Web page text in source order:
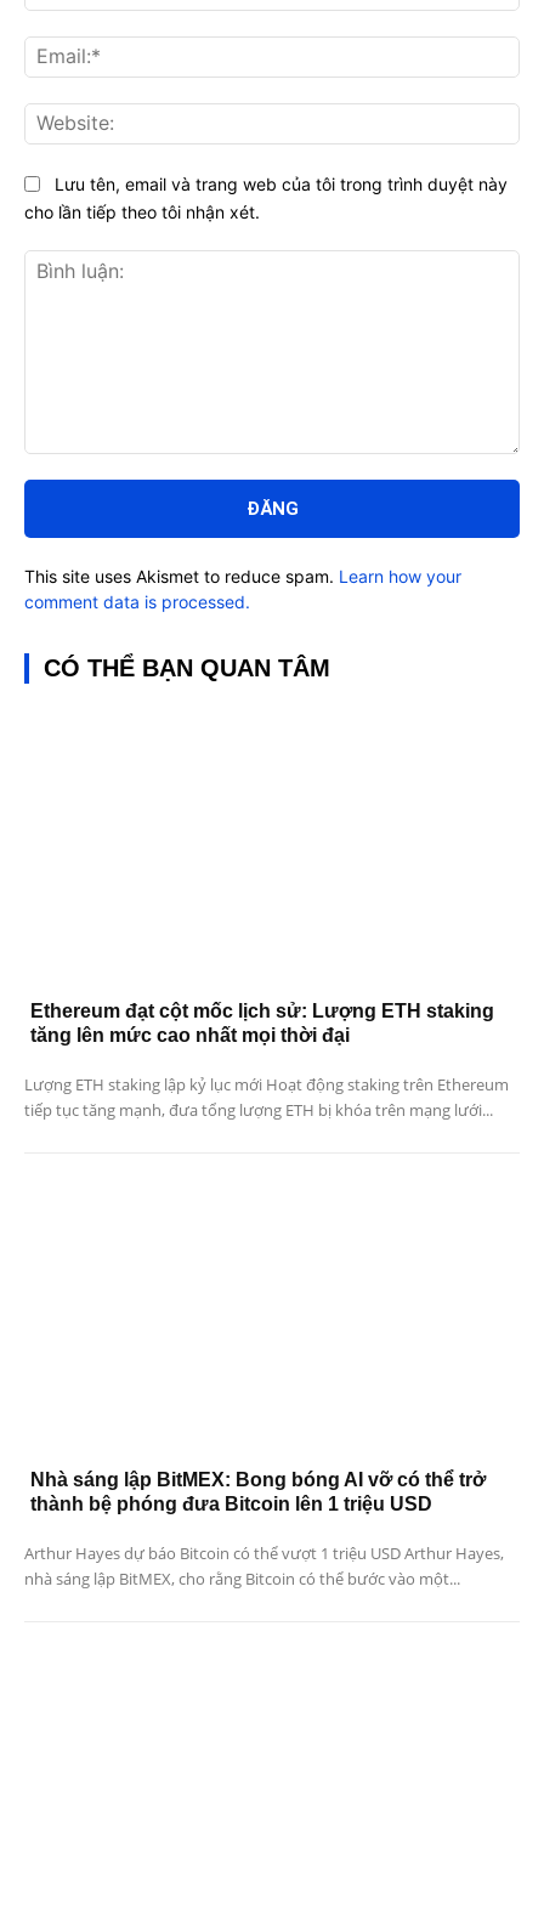
luận:
Lưu tên, email và trang web của tôi trong trình duyệt này
cho lần tiếp theo tôi nhận xét.
This site uses Akismet to reduce spam. Learn how your
comment data is processed.
CÓ THỂ BẠN QUAN TÂM
Ethereum đạt cột mốc lịch sử: Lượng ETH staking
tăng lên mức cao nhất mọi thời đại
Lượng ETH staking lập kỷ lục mới Hoạt động staking trên Ethereum
tiếp tục tăng mạnh, đưa tổng lượng ETH bị khóa trên mạng lưới...
Nhà sáng lập BitMEX: Bong bóng AI vỡ có thể trở
thành bệ phóng đưa Bitcoin lên 1 triệu USD
Arthur Hayes dự báo Bitcoin có thể vượt 1 triệu USD Arthur Hayes,
nhà sáng lập BitMEX, cho rằng Bitcoin có thể bước vào một...